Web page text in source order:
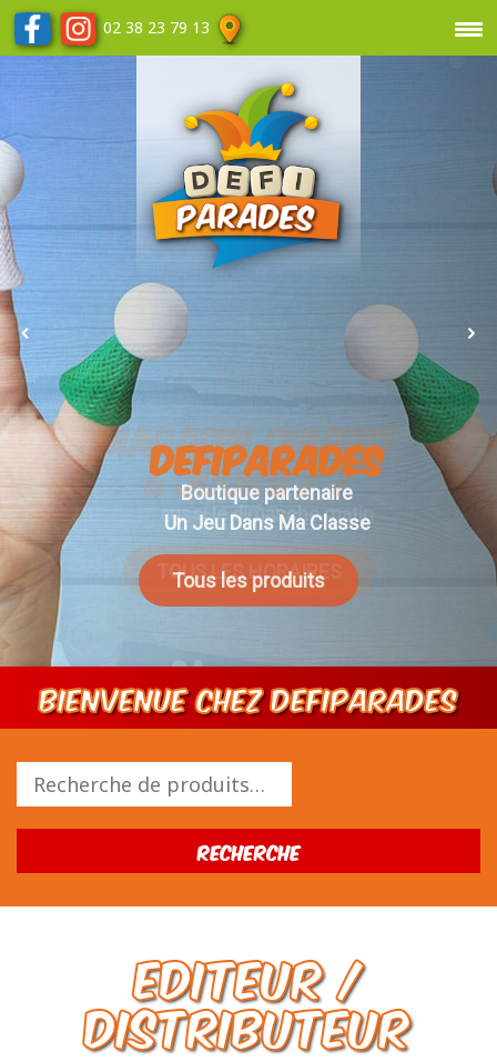
DEFIPARADES
Boutique partenaire
Un Jeu Dans Ma Classe
Tous les produits
02 38 23 79 13
Bienvenue chez DEFIPARADES
Recherche
pour :
Recherche
Editeur /
Distributeur